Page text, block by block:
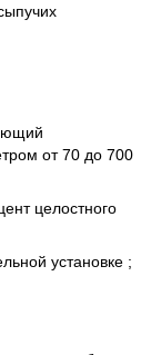
от 70 до 700
целостного
установке ;